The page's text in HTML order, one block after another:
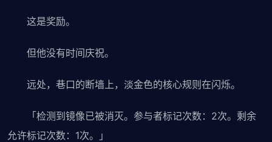
这是奖励。
但他没有时间庆祝。
远处，巷口的断墙上，淡金色的核心规则在闪烁。
「检测到镜像已被消灭。参与者标记次数：2次。剩余
允许标记次数：1次。」